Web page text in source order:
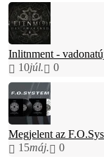
Inlitnment -
10júl. 0
Megjelent az
15máj. 0